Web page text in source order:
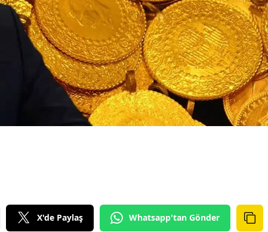
Çankırı
Çorum
Denizli
Diyarbakır
Edirne
Elazığ
Gaziantep
X'de Paylaş Whatsapp'tan Gönder
Türkiye'den kaç
ün...
başvuruda